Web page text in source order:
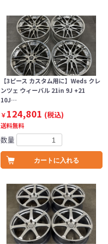
【3ピース カスタム用に】Weds クレ
ンツェ ウィーバル 21in 9J +21
10J…
￥124,801 (税込)
送料無料
数量
カートに入れる